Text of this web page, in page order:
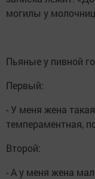
могилы у
Пьяные у пивной
Первый:
- У меня жена
темпераментная,
Второй:
- А у меня жена